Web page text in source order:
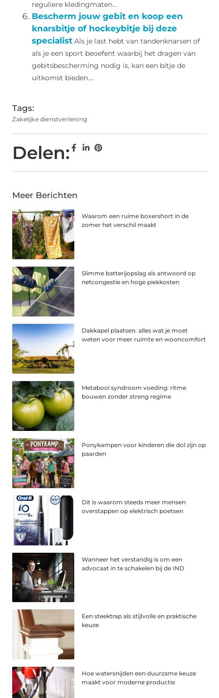
reguliere kledingmaten...
Bescherm jouw gebit en koop een
knarsbitje of hockeybitje bij deze
specialist Als je last hebt van tandenknarsen of
als je een sport beoefent waarbij het dragen van
gebitsbescherming nodig is, kan een bitje de
uitkomst bieden....
Tags:
Zakelijke dienstverlening
Delen:
Meer Berichten
Waarom een ruime boxershort in de
zomer het verschil maakt
Slimme batterijopslag als antwoord op
netcongestie en hoge piekkosten
Dakkapel plaatsen: alles wat je moet
weten voor meer ruimte en wooncomfort
Metabool syndroom voeding: ritme
bouwen zonder streng regime
Ponykampen voor kinderen die dol zijn op
paarden
Dit is waarom steeds meer mensen
overstappen op elektrisch poetsen
Wanneer het verstandig is om een
advocaat in te schakelen bij de IND
Een steektrap als stijlvolle en praktische
keuze
Hoe watersnijden een duurzame keuze
maakt voor moderne productie